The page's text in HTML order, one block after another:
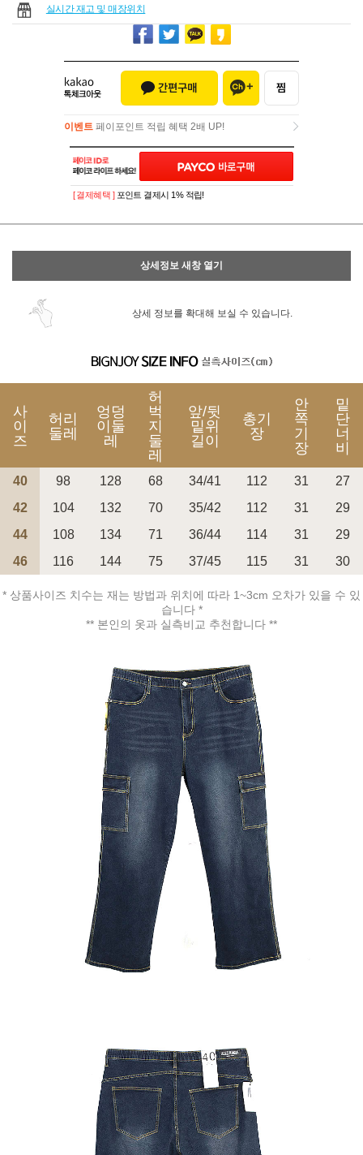
실시간 재고 및 매장위치
이벤트 페이포인트 적립 혜택 2배 UP!
이벤트페이포인트 적립 혜택 2배 UP!
페이코 ID로 페
PAYCO 바로구매
[ 결제혜택 ] 포인트 결제시 1% 적립!
상세정보 새창 열기
상세 정보를 확대해 보실 수 있습니다.
사
이
즈
허리
둘레
엉덩
이둘
레
허
벅
지
둘
레
앞/뒷
밑위
길이
총기
장
안
쪽
기
장
밑
단
너
비
40 98 128 68 34/41 112 31
27
42
104 132 70 35/42 112 31
29
44
108 134 71 36/44 114 31
29
46
116 144 75 37/45 115 31 30
* 상품사이즈 치수는 재는 방법과 위치에 따라 1~3cm 오차가 있을 수 있
습니다 *
** 본인의 옷과 실측비교 추천합니다 **